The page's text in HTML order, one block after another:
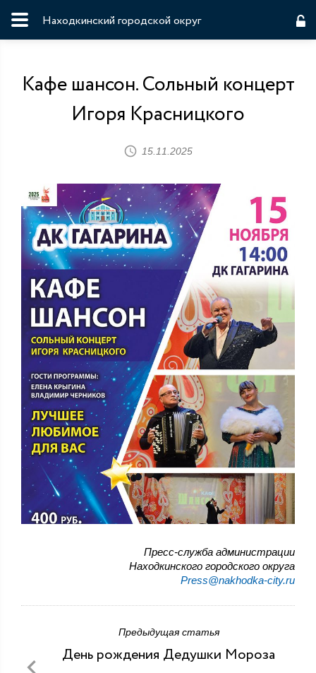
Находкинский городской округ
Кафе шансон. Сольный концерт
Игоря Красницкого
15.11.2025
Пресс-служба администрации
Находкинского городского округа
Press@nakhodka-city.ru
Предыдущая статья
День рождения Дедушки Мороза